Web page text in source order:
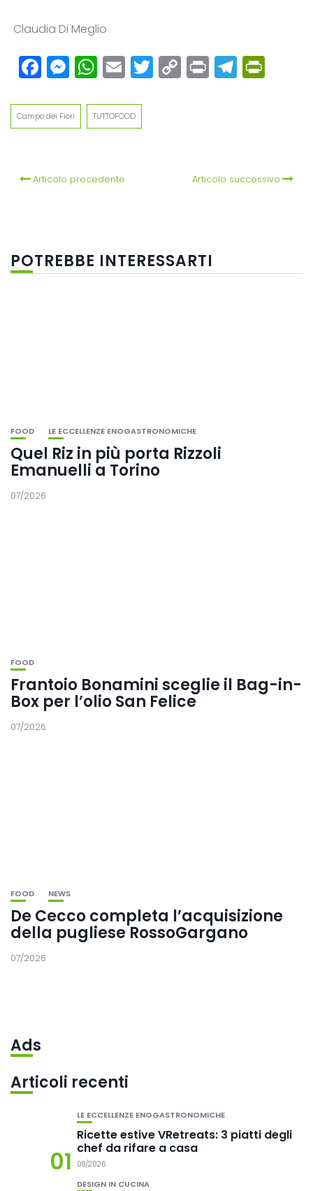
Claudia Di Meglio
Facebook
Messenger
WhatsApp
EmailTwitter
CopyPrint
Campo dei Fiori TUTTOFOOD
Articolo precedente Articolo successivo
POTREBBE INTERESSARTI
FOOD LE ECCELLENZE ENOGASTRONOMICHE
Quel Riz in più porta Rizzoli
Emanuelli a Torino
07/2026
FOOD
Frantoio Bonamini sceglie il Bag-in-
Box per l’olio San Felice
07/2026
FOOD NEWS
De Cecco completa l’acquisizione
della pugliese RossoGargano
07/2026
Ads
Articoli recenti
01
LE ECCELLENZE ENOGASTRONOMICHE
Ricette estive VRetreats: 3 piatti degli
chef da rifare a casa
08/2026
DESIGN IN CUCINA